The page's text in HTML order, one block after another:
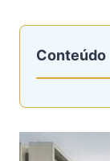
Conteúdo